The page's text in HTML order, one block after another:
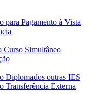
para Pagamento à Vista
Curso Simultâneo
Diplomados outras IES
Transferência Externa